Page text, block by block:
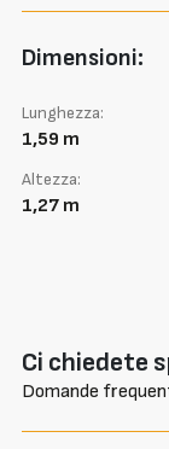
Dimensioni:
Lunghezza:
1,59 m
Altezza:
1,27 m
Ci chiedete
Domande